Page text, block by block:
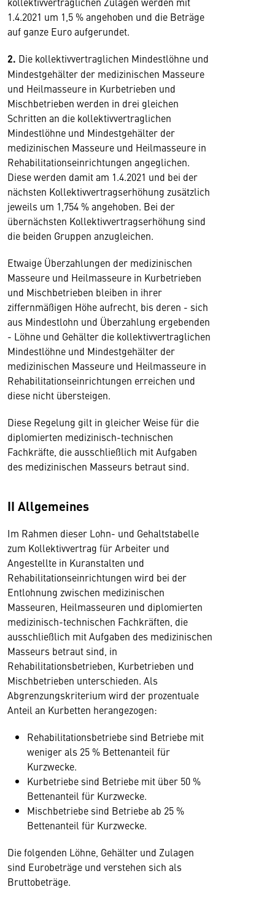
1.4.2021 um 1,5 % angehoben und die Beträge
auf ganze Euro aufgerundet.
2. Die kollektivvertraglichen Mindestlöhne und
Mindestgehälter der medizinischen Masseure
und Heilmasseure in Kurbetrieben und
Mischbetrieben werden in drei gleichen
Schritten an die kollektivvertraglichen
Mindestlöhne und Mindestgehälter der
medizinischen Masseure und Heilmasseure in
Rehabilitationseinrichtungen angeglichen.
Diese werden damit am 1.4.2021 und bei der
nächsten Kollektivvertragserhöhung zusätzlich
jeweils um 1,754 % angehoben. Bei der
übernächsten Kollektivvertragserhöhung sind
die beiden Gruppen anzugleichen.
Etwaige Überzahlungen der medizinischen
Masseure und Heilmasseure in Kurbetrieben
und Mischbetrieben bleiben in ihrer
ziffernmäßigen Höhe aufrecht, bis deren - sich
aus Mindestlohn und Überzahlung ergebenden
- Löhne und Gehälter die kollektivvertraglichen
Mindestlöhne und Mindestgehälter der
medizinischen Masseure und Heilmasseure in
Rehabilitationseinrichtungen erreichen und
diese nicht übersteigen.
Diese Regelung gilt in gleicher Weise für die
diplomierten medizinisch-technischen
Fachkräfte, die ausschließlich mit Aufgaben
des medizinischen Masseurs betraut sind.
II Allgemeines
Im Rahmen dieser Lohn- und Gehaltstabelle
zum Kollektivvertrag für Arbeiter und
Angestellte in Kuranstalten und
Rehabilitationseinrichtungen wird bei der
Entlohnung zwischen medizinischen
Masseuren, Heilmasseuren und diplomierten
medizinisch-technischen Fachkräften, die
ausschließlich mit Aufgaben des medizinischen
Masseurs betraut sind, in
Rehabilitationsbetrieben, Kurbetrieben und
Mischbetrieben unterschieden. Als
Abgrenzungskriterium wird der prozentuale
Anteil an Kurbetten herangezogen:
Rehabilitationsbetriebe sind Betriebe mit
weniger als 25 % Bettenanteil für
Kurzwecke.
Kurbetriebe sind Betriebe mit über 50 %
Bettenanteil für Kurzwecke.
Mischbetriebe sind Betriebe ab 25 %
Bettenanteil für Kurzwecke.
Die folgenden Löhne, Gehälter und Zulagen
sind Eurobeträge und verstehen sich als
Bruttobeträge.